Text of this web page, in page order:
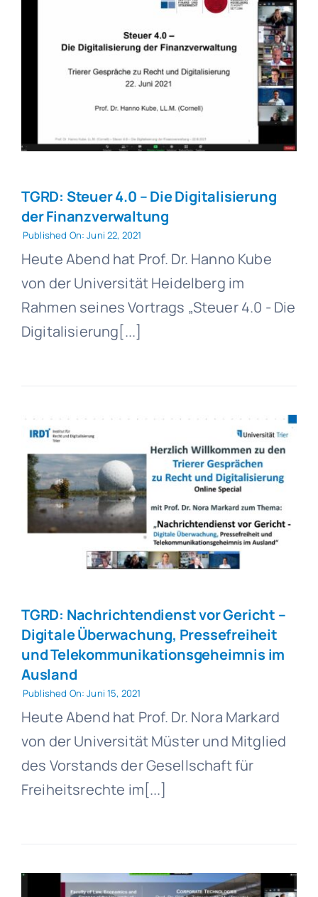
TGRD: Steuer 4.0 – Die Digitalisierung
der Finanzverwaltung
Published On: Juni 22, 2021
Heute Abend hat Prof. Dr. Hanno Kube
von der Universität Heidelberg im
Rahmen seines Vortrags „Steuer 4.0 - Die
Digitalisierung[...]
TGRD: Nachrichtendienst vor Gericht –
Digitale Überwachung, Pressefreiheit
und Telekommunikationsgeheimnis im
Ausland
Published On: Juni 15, 2021
Heute Abend hat Prof. Dr. Nora Markard
von der Universität Müster und Mitglied
des Vorstands der Gesellschaft für
Freiheitsrechte im[...]